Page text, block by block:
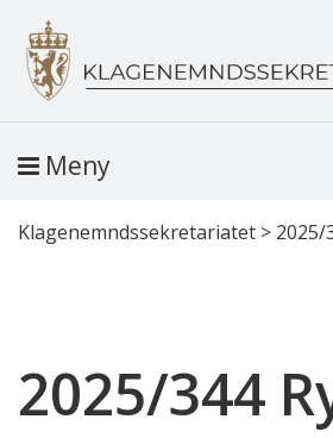
Meny
Klagenemndssekretariatet > 2025/
2025/344